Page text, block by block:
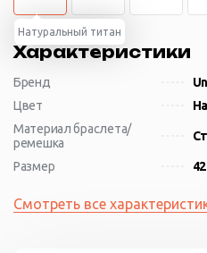
Натуральный титан
Характеристики
Бренд
Цвет
Материал браслета/
ремешка
Размер
Смотреть все